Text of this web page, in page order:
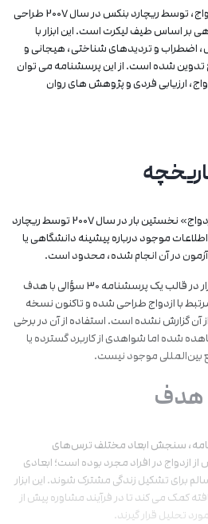
پرسشنامه ترس‌ های پیش از ازدواج، توسط ریچارد بنکس در سال 2007 طراحی
با پاسخ‌ دهی بر اساس طیف لیکرت است. این ابزار با
و تردیدهای شناختی، هیجانی و
تدوین شده است. از این پرسشنامه می ‌توان
ارزیابی فردی و پژوهش‌ های روان
پرسشنامه «ترس‌ های پیش از ازدواج» نخستین بار در سال 2007 توسط ریچارد
موجود درباره پیشینه دانشگاهی یا
در آن انجام شده، محدود است.
بر اساس داده‌ های ثانویه، این ابزار در قالب یک پرسشنامه 30 سؤالی با هدف
با ازدواج طراحی شده و تاکنون نسخه‌
آن گزارش نشده است. استفاده از آن در برخی
شده اما شواهدی از کاربرد گسترده یا
بین‌المللی موجود نیست.
هدف
سنجش ابعاد مختلف ترس‌های
ازدواج در افراد مجرد بوده است؛ ابعادی
برای تشکیل زندگی مشترک شوند. این ابزار
کمک می ‌کند تا در فرآیند مشاوره پیش از
تحلیل قرار گیرند.